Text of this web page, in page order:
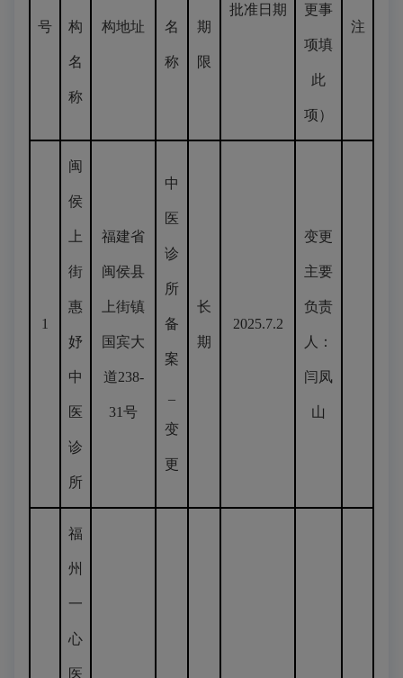
号 构
名
称
构地址 名
称
期
限
批准日期 更事
项填
此
项）
注
1
闽
侯
上
街
惠
妤
中
医
诊
所
福建省
闽侯县
上街镇
国宾大
道238-
31号
中
医
诊
所
备
案
变
更
长
期
2025.7.2
变更
主要
负责
人：
闫凤
山
福
州
一
心
医